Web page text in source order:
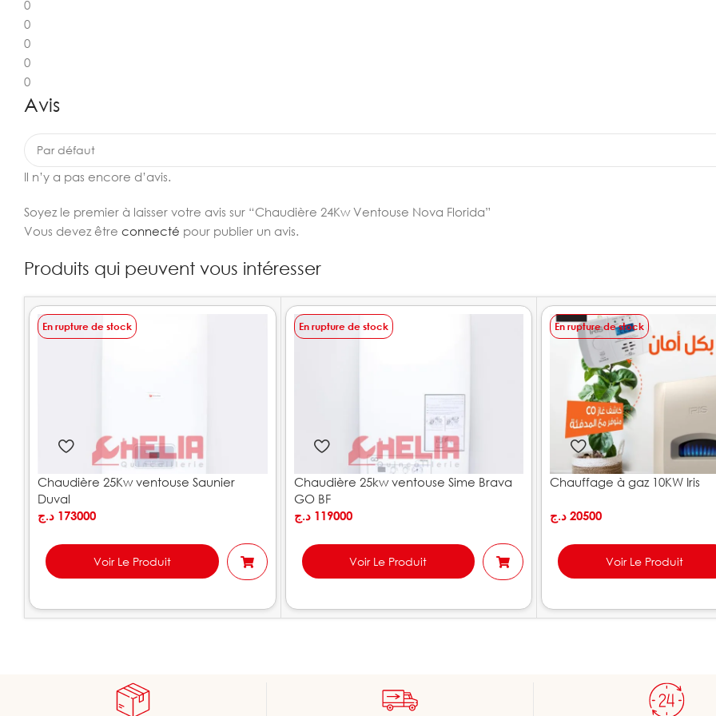
0
0
0
0
0
Avis
Il n’y a pas encore d’avis.
Soyez le premier à laisser votre avis sur “Chaudière 24Kw Ventouse Nova Florida”
Vous devez être connecté pour publier un avis.
Produits qui peuvent vous intéresser
En rupture de stock
Chaudière 25Kw ventouse Saunier
Duval
173000 د.ج
Voir Le Produit
En rupture de stock
Chaudière 25kw ventouse Sime Brava
GO BF
119000 د.ج
Voir Le Produit
En rupture de stock
Chauffage à gaz 10KW Iris
20500 د.ج
Voir Le Produit